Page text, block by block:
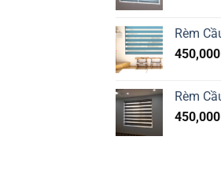
Rèm
450,000
Rèm
450,000